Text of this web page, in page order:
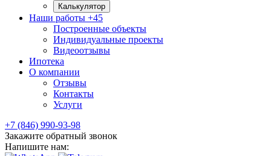
Калькулятор
Наши работы +45
Построенные объекты
Индивидуальные проекты
Видеоотзывы
Ипотека
О компании
Отзывы
Контакты
Услуги
+7 (846) 990-93-98
Закажите обратный звонок
Напишите нам: